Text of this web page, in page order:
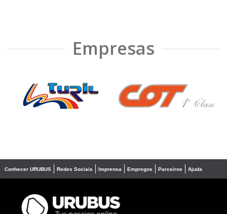
Empresas
❮ ❯
Conhecer URUBUS Redes Sociais Imprensa Empregos Parceiros Ajuda